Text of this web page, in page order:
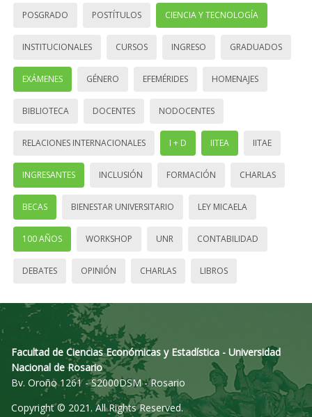
POSGRADO POSTÍTULOS CIENCIA Y TECNOLOGÍA
INSTITUCIONALES CURSOS INGRESO GRADUADOS
EXÁMENES GÉNERO EFEMÉRIDES HOMENAJES
BIBLIOTECA DOCENTES NODOCENTES
RELACIONES INTERNACIONALES I + D IITEA IITAE
INGRESANTES INCLUSIÓN FORMACIÓN CHARLAS
BECAS BIENESTAR UNIVERSITARIO LEY MICAELA
100 AÑOS WORKSHOP UNR CONTABILIDAD
DEBATES OPINIÓN CHARLAS LIBROS
Facultad de Ciencias Económicas y Estadística - Universidad
Nacional de Rosario
Bv. Oroño 1261 - S2000DSM - Rosario
Copyright © 2021. All Rights Reserved.